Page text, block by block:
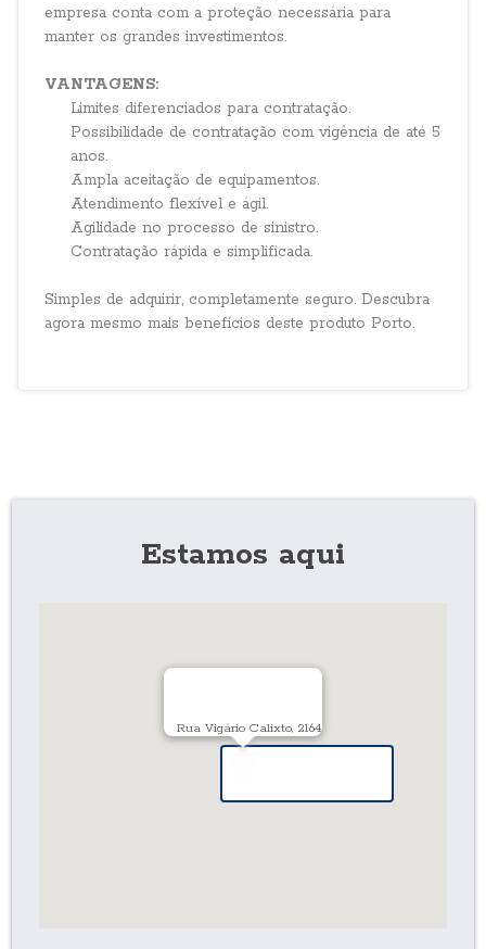
empresa conta com a proteção necessária para
manter os grandes investimentos.
VANTAGENS:
Limites diferenciados para contratação.
Possibilidade de contratação com vigência de até 5
anos.
Ampla aceitação de equipamentos.
Atendimento flexível e ágil.
Agilidade no processo de sinistro.
Contratação rápida e simplificada.
Simples de adquirir, completamente seguro. Descubra
agora mesmo mais benefícios deste produto Porto.
Estamos aqui
Rua Vigário Calixto, 2164